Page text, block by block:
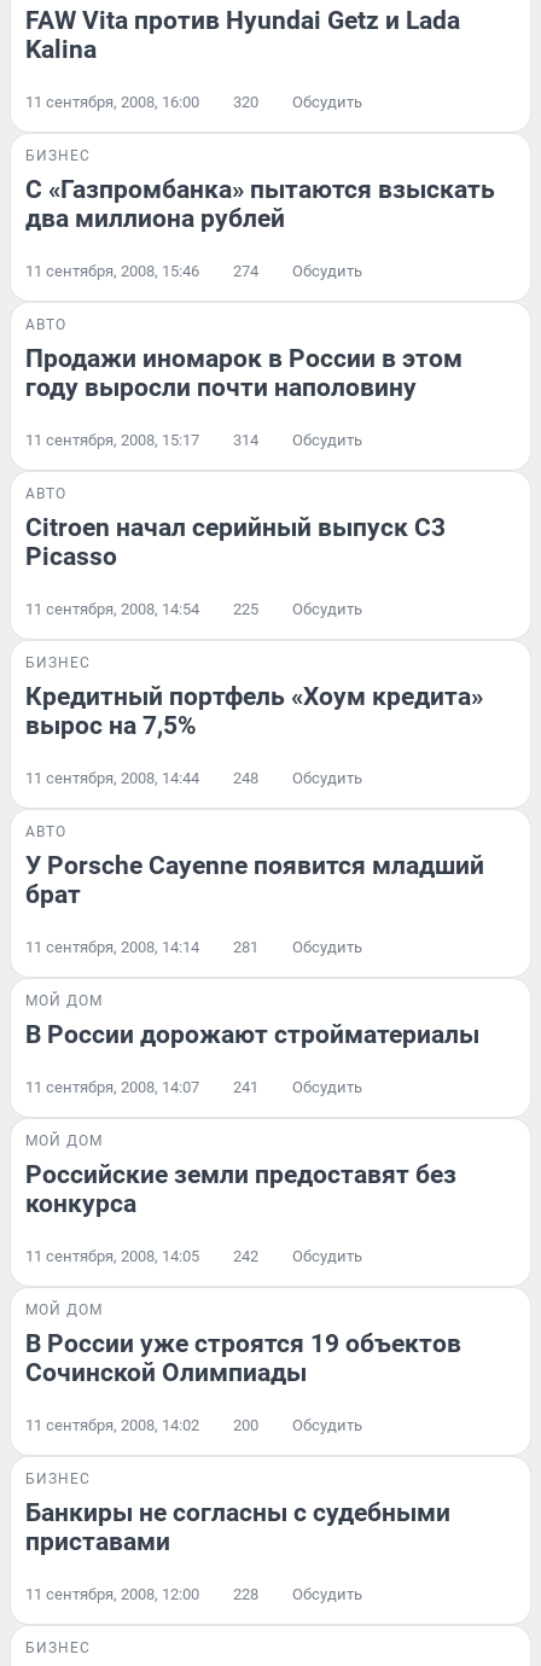
FAW Vita против Hyundai Getz и Lada
Kalina
11 сентября, 2008, 16:00 320 Обсудить
БИЗНЕС
С «Газпромбанка» пытаются взыскать
два миллиона рублей
11 сентября, 2008, 15:46 274 Обсудить
АВТО
Продажи иномарок в России в этом
году выросли почти наполовину
11 сентября, 2008, 15:17 314 Обсудить
АВТО
Citroen начал серийный выпуск C3
Picasso
11 сентября, 2008, 14:54 225 Обсудить
БИЗНЕС
Кредитный портфель «Хоум кредита»
вырос на 7,5%
11 сентября, 2008, 14:44 248 Обсудить
АВТО
У Porsche Cayenne появится младший
брат
11 сентября, 2008, 14:14 281 Обсудить
МОЙ ДОМ
В России дорожают стройматериалы
11 сентября, 2008, 14:07 241 Обсудить
МОЙ ДОМ
Российские земли предоставят без
конкурса
11 сентября, 2008, 14:05 242 Обсудить
МОЙ ДОМ
В России уже строятся 19 объектов
Сочинской Олимпиады
11 сентября, 2008, 14:02 200 Обсудить
БИЗНЕС
Банкиры не согласны с судебными
приставами
11 сентября, 2008, 12:00 228 Обсудить
БИЗНЕС